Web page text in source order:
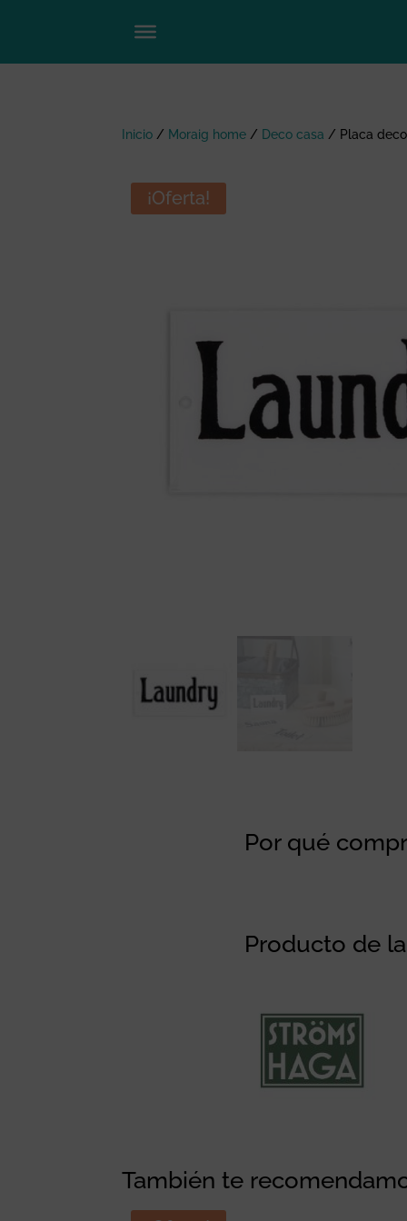
Inicio / Moraig home / Deco casa / Placa
¡Oferta!
Por qué
Producto de
También te